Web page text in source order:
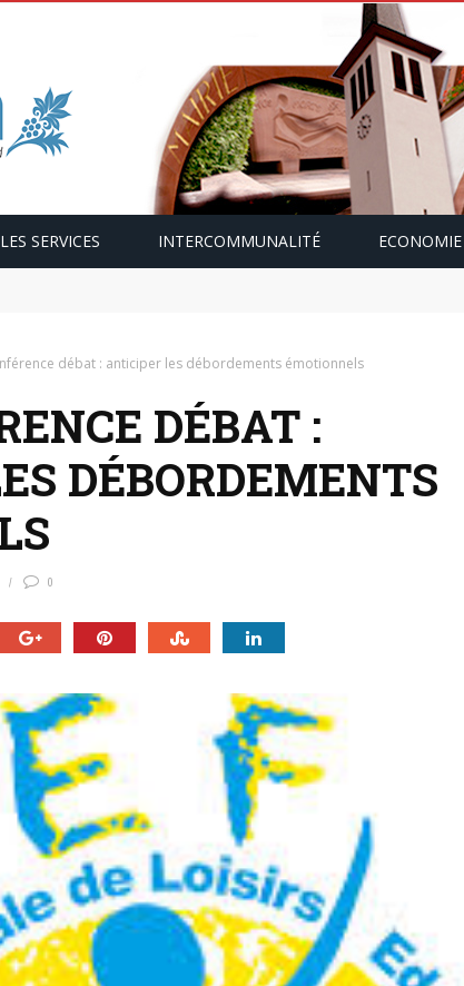
LES SERVICES INTERCOMMUNALITÉ ECONOMIE
en camping-car avec Paulette Gallmann
débat : anticiper les débordements émotionnels
DÉBAT :
DÉBORDEMENTS
0